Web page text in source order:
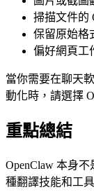
掃描文件的
保留原始格
偏好網頁工
當你需要在聊天
動化時，請選擇
重點總結
OpenClaw 本身
種翻譯技能和工